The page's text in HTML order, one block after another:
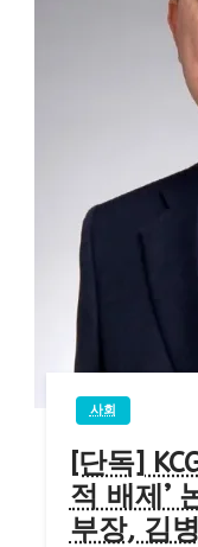
사회
[단독]
적 배제’
부장, 김